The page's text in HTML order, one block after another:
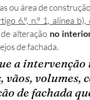
ou área de
6.º, n.º 1, alínea b),
alteração no
de fachada.
a
vãos, volumes,
de fachada